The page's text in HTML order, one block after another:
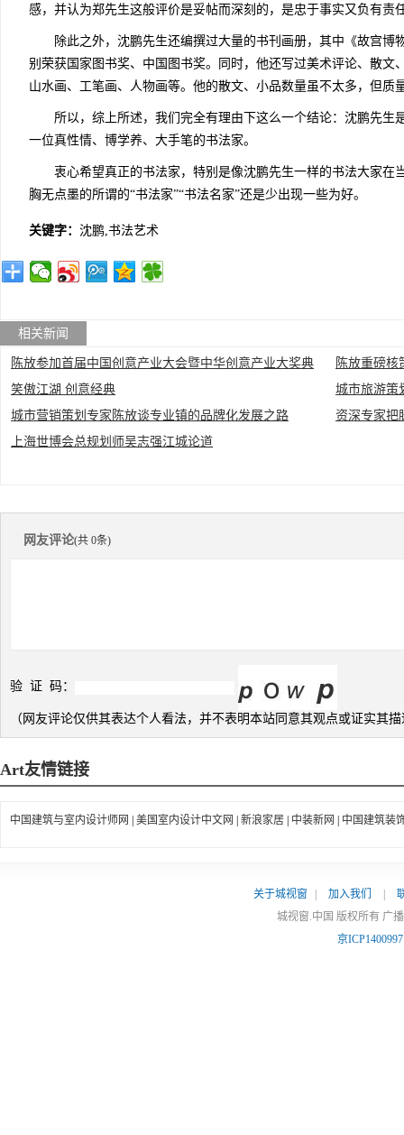
感，并认为郑先生这般评价是妥帖而深刻的，是忠于事实又负有责
除此之外，沈鹏先生还编撰过大量的书刊画册，其中《故宫博
别荣获国家图书奖、中国图书奖。同时，他还写过美术评论、散文
山水画、工笔画、人物画等。他的散文、小品数量虽不太多，但质
所以，综上所述，我们完全有理由下这么一个结论：沈鹏先生
一位真性情、博学养、大手笔的书法家。
衷心希望真正的书法家，特别是像沈鹏先生一样的书法大家在
胸无点墨的所谓的“书法家”“书法名家”还是少出现一些为好。
关键字： 沈鹏,书法艺术
相关新闻
陈放参加首届中国创意产业大会暨中华创意产业大奖典
礼
陈放重磅核
笑傲江湖 创意经典
城市旅游策
龙都”
城市营销策划专家陈放谈专业镇的品牌化发展之路
资深专家把
上海世博会总规划师吴志强江城论道
网友评论(共 0条)
验 证 码：
（网友评论仅供其表达个人看法，并不表明本站同意其观点或证实其
Art友情链接
中国建筑与室内设计师网 美国室内设计中文网 新浪家居 中装新网 中国建筑装
关于城视窗 加入我们
城视窗.中国 版权所有 广
京